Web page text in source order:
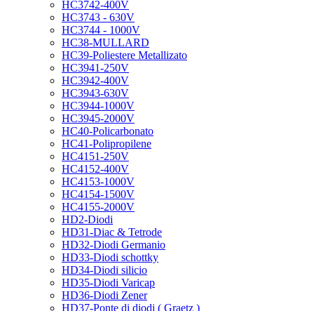
HC3742-400V
HC3743 - 630V
HC3744 - 1000V
HC38-MULLARD
HC39-Poliestere Metallizato
HC3941-250V
HC3942-400V
HC3943-630V
HC3944-1000V
HC3945-2000V
HC40-Policarbonato
HC41-Polipropilene
HC4151-250V
HC4152-400V
HC4153-1000V
HC4154-1500V
HC4155-2000V
HD2-Diodi
HD31-Diac & Tetrode
HD32-Diodi Germanio
HD33-Diodi schottky
HD34-Diodi silicio
HD35-Diodi Varicap
HD36-Diodi Zener
HD37-Ponte di diodi ( Graetz )